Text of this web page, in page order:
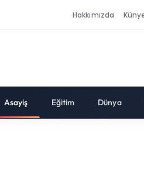
Hakkımızda
Asayiş Eğitim Dünya